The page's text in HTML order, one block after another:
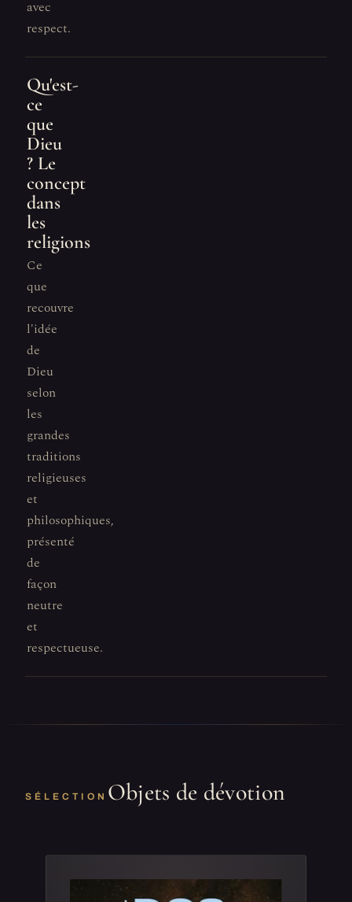
avec
respect.
Qu'est-
ce
que
Dieu
? Le
concept
dans
les
religions
Ce
que
recouvre
l'idée
de
Dieu
selon
les
grandes
traditions
religieuses
et
philosophiques,
présenté
de
façon
neutre
et
respectueuse.
SÉLECTION Objets de dévotion